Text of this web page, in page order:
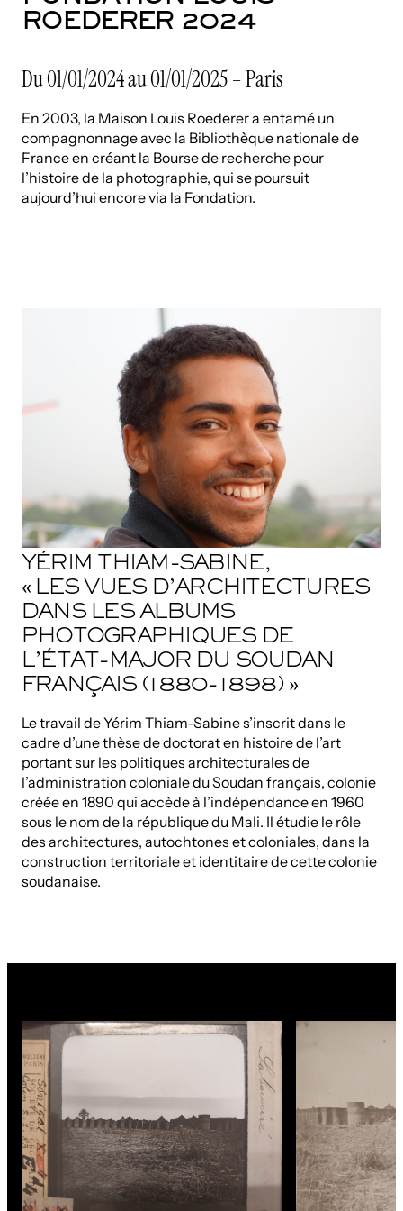
ROEDERER 2024
Du 01/01/2024 au 01/01/2025 – Paris
En 2003, la Maison Louis Roederer a entamé un
compagnonnage avec la Bibliothèque nationale de
France en créant la Bourse de recherche pour
l’histoire de la photographie, qui se poursuit
aujourd’hui encore via la Fondation.
YÉRIM THIAM-SABINE,
« LES VUES D’ARCHITECTURES
DANS LES ALBUMS
PHOTOGRAPHIQUES DE
L’ÉTAT-MAJOR DU SOUDAN
FRANÇAIS (1880-1898) »
Le travail de Yérim Thiam-Sabine s’inscrit dans le
cadre d’une thèse de doctorat en histoire de l’art
portant sur les politiques architecturales de
l’administration coloniale du Soudan français, colonie
créée en 1890 qui accède à l’indépendance en 1960
sous le nom de la république du Mali. Il étudie le rôle
des architectures, autochtones et coloniales, dans la
construction territoriale et identitaire de cette colonie
soudanaise.